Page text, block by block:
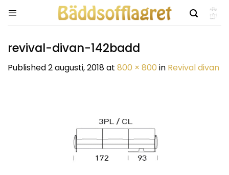
revival-divan-142badd
Published2 augusti, 2018at 800 × 800 in Revival divan